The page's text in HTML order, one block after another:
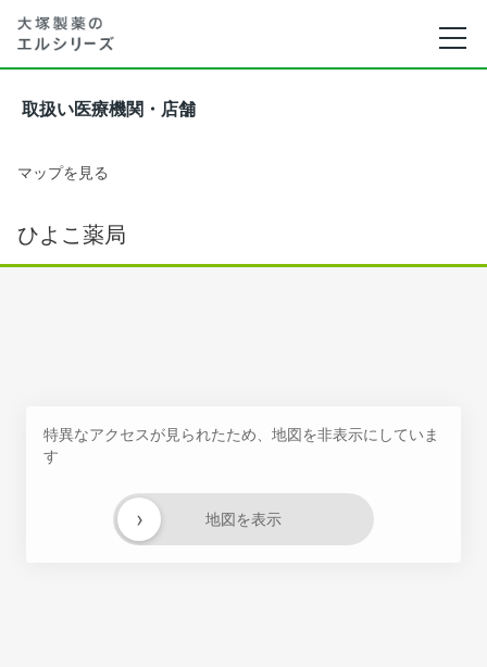
取扱い医療機関・店舗
マップを見る
ひよこ薬局
特異なアクセスが見られたため、地図を非表示にしていま
す
地図を表示
›